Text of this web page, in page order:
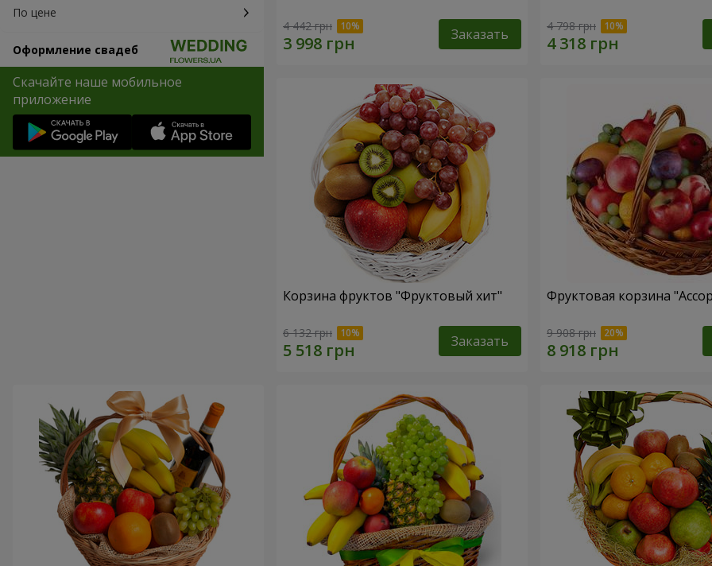
По цене
Оформление свадеб
Скачайте наше мобильное
приложение
4 442 грн Заказать 4 798 грн
Корзина фруктов "Фруктовый хит"
6 132 грн Заказать
Фруктовая корзина
9 908 грн